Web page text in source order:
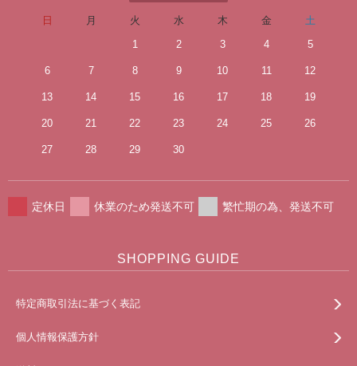
日 月 火 水 木 金
土
1
2 3 4 5
6 7 8 9 10 11 12
13 14 15 16 17 18 19
20 21 22 23 24 25 26
27 28 29 30
定休日 休業のため発送不可 繁忙期の為、発送不可
SHOPPING GUIDE
特定商取引法に基づく表記
個人情報保護方針